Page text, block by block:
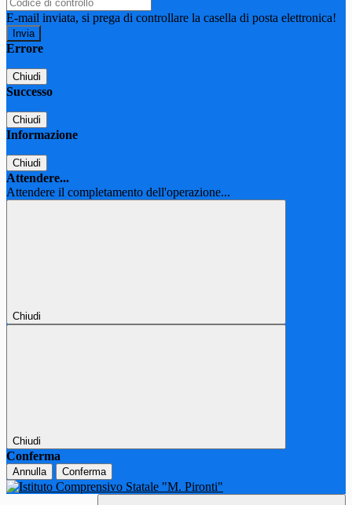
E-mail inviata, si prega di controllare la casella di posta elettronica!
Errore
Chiudi
Successo
Chiudi
Informazione
Chiudi
Attendere...
Attendere il completamento dell'operazione...
Chiudi
Chiudi
Conferma
Annulla Conferma